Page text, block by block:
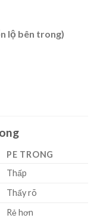
lộ bên trong)
PE TRONG
Thấp
Thấy rõ
Rẻ hơn